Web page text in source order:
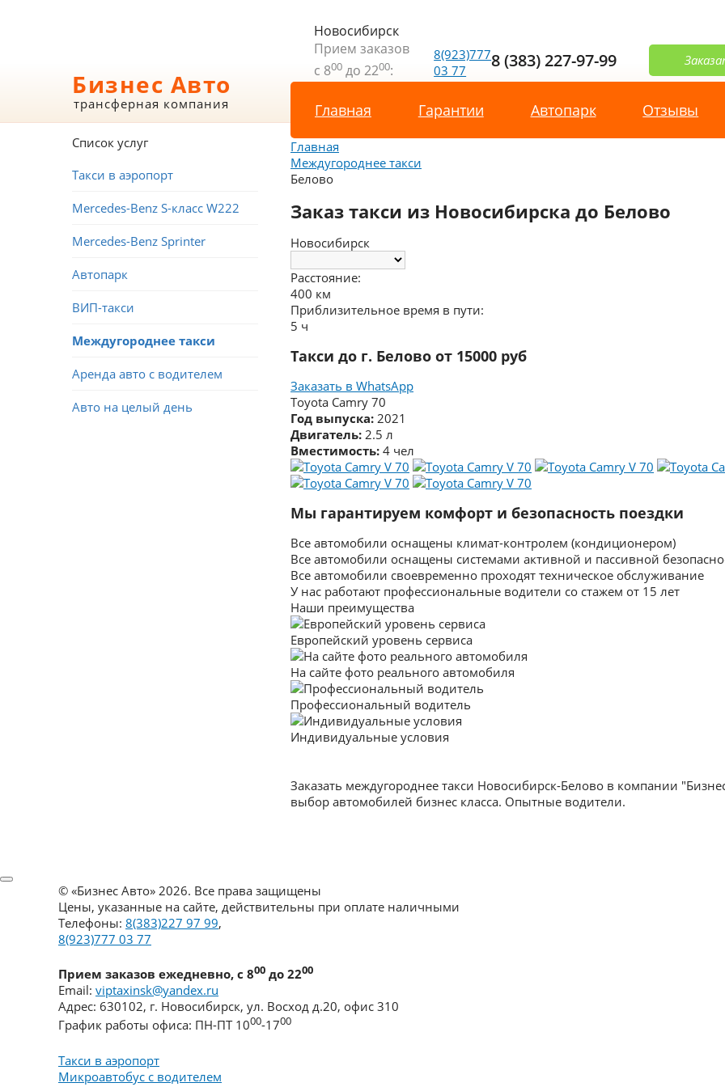
Бизнес Авто
трансферная компания
Новосибирск
Прием заказов
с 800 до 2200:
8(923)777
03 77
8 (383) 227-97-99
Главная Гарантии Автопарк Отзывы
Список услуг
Такси в аэропорт
Mercedes-Benz S-класс W222
Mercedes-Benz Sprinter
Автопарк
ВИП-такси
Междугороднее такси
Аренда авто с водителем
Авто на целый день
Главная
Междугороднее такси
Белово
Заказ такси из Новосибирска до Белово
Новосибирск
Расстояние:
400 км
Приблизительное время в пути:
5 ч
Такси до г. Белово от 15000 руб
Заказать в WhatsApp
Toyota Camry 70
Год выпуска: 2021
Двигатель: 2.5 л
Вместимость: 4 чел
Мы гарантируем комфорт и безопасность поездки
Все автомобили оснащены климат-контролем (кондиционером)
Все автомобили оснащены системами активной и пассивной
Все автомобили своевременно проходят техническое обслуживание
У нас работают профессиональные водители со стажем от 15 лет
Наши преимущества
Европейский уровень сервиса
На сайте фото реального автомобиля
Профессиональный водитель
Индивидуальные условия
Заказать междугороднее такси Новосибирск-Белово в компании
выбор автомобилей бизнес класса. Опытные водители.
© «Бизнес Авто» 2026. Все права защищены
Цены, указанные на сайте, действительны при оплате наличными
Телефоны: 8(383)227 97 99,
8(923)777 03 77
Прием заказов ежедневно, с 800 до 2200
Email: viptaxinsk@yandex.ru
Адрес: 630102, г. Новосибирск, ул. Восход д.20, офис 310
График работы офиса: ПН-ПТ 1000-1700
Такси в аэропорт
Микроавтобус с водителем